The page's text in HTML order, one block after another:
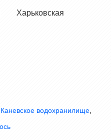
Харьковская
Каневское водохранилище